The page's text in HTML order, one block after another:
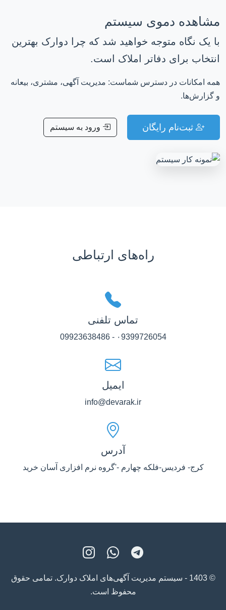
مشاهده دموی سیستم
با یک نگاه متوجه خواهید شد که چرا دوارک بهترین
انتخاب برای دفاتر املاک است.
همه امکانات در دسترس شماست: مدیریت آگهی، مشتری، بیعانه
و گزارش‌ها.
ثبت‌نام رایگان ورود به سیستم
راه‌های ارتباطی
تماس تلفنی
۰9399726054 - 09923638486
ایمیل
info@devarak.ir
آدرس
کرج- فردیس-فلکه چهارم -'گروه نرم افزاری آسان خرید
© 1403 - سیستم مدیریت آگهی‌های املاک دوارک. تمامی حقوق
محفوظ است.